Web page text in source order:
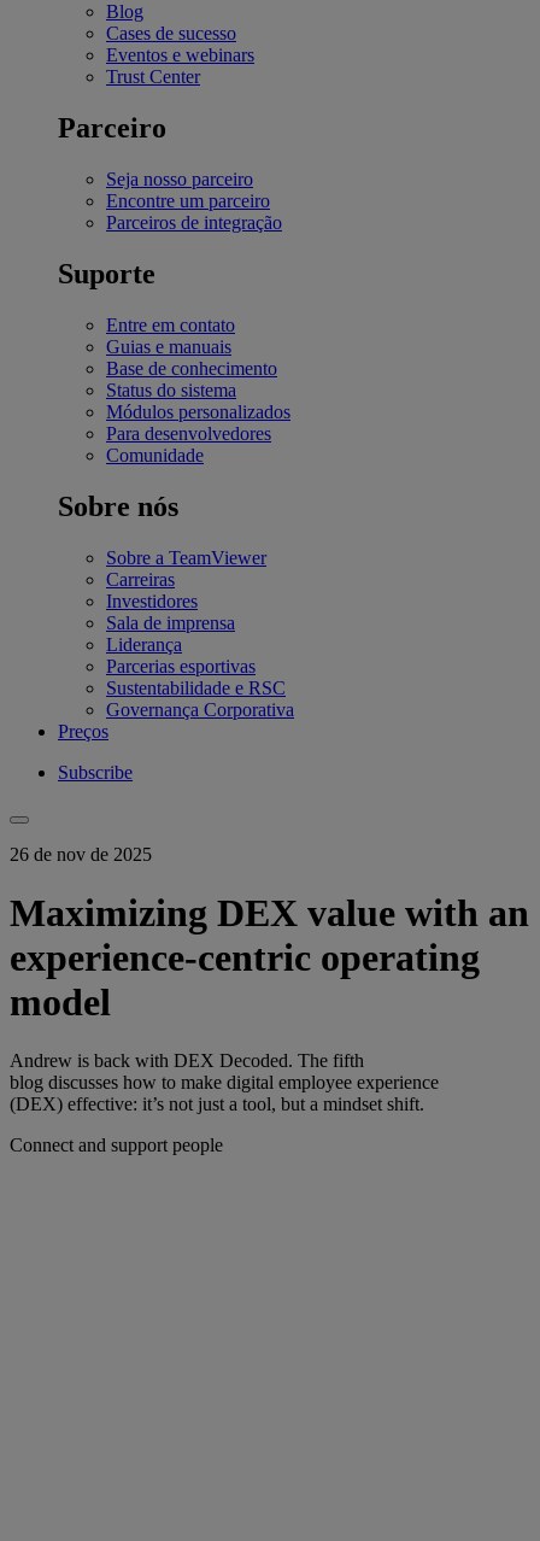
Blog
Cases de sucesso
Eventos e webinars
Trust Center
Parceiro
Seja nosso parceiro
Encontre um parceiro
Parceiros de integração
Suporte
Entre em contato
Guias e manuais
Base de conhecimento
Status do sistema
Módulos personalizados
Para desenvolvedores
Comunidade
Sobre nós
Sobre a TeamViewer
Carreiras
Investidores
Sala de imprensa
Liderança
Parcerias esportivas
Sustentabilidade e RSC
Governança Corporativa
Preços
Subscribe
26 de nov de 2025
Maximizing DEX value with an
experience-centric operating
model
Andrew is back with DEX Decoded. The fifth
blog discusses how to make digital employee experience
(DEX) effective: it’s not just a tool, but a mindset shift.
Connect and support people